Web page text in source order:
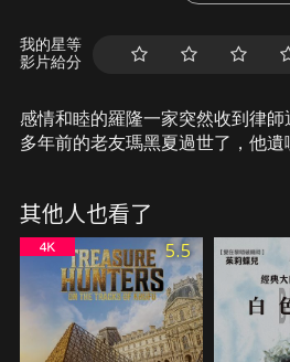
我的星等
影片給分
感情和睦的羅隆一家突然收到律
多年前的老友瑪黑夏過世了，他遺
立自己診所的皮耶，對於沒有繼承
極度不平衡。皮耶日趨焦躁，幾
眼。然而，他發現事有蹊蹺，問起
的經過。皮耶終究是挖掘出這沒人
著他的內心湧起一股無法澆熄的怒
其他人也看了
5.5